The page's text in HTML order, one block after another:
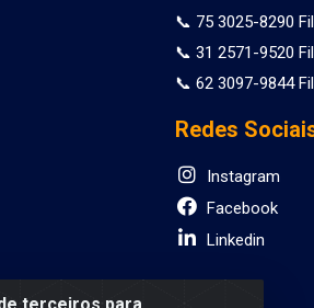
📞 75 3025-8290
📞 31 2571-9520
📞 62 3097-9844
Redes
Instagram
Facebook
Linkedin